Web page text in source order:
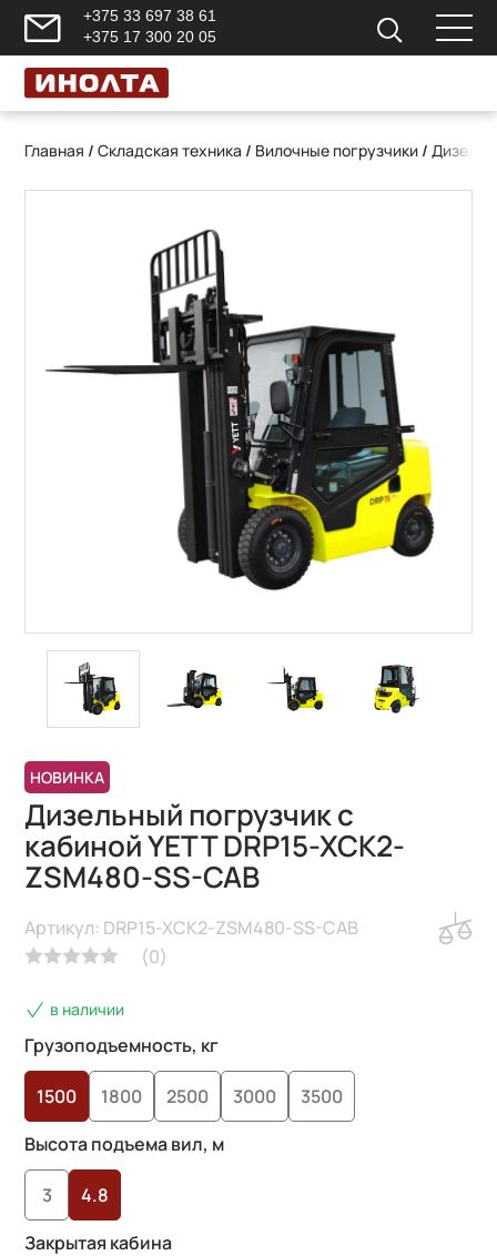
+375 33 697 38 61
+375 17 300 20 05
Главная /Складская техника / Вилочные погрузчики /
НОВИНКА
Дизельный погрузчик с
кабиной YETT DRP15-XCK2-
ZSM480-SS-CAB
(0)
Артикул: DRP15-XCK2-ZSM480-SS-CAB
в наличии
Грузоподъемность, кг
1500 1800 2500 3000
3500
Высота подъема вил, м
3
4.8
Закрытая кабина